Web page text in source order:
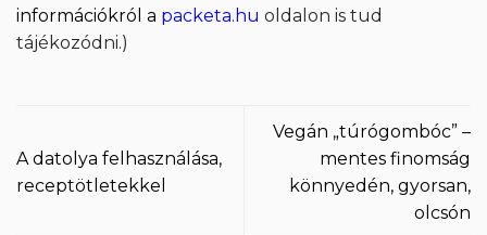
információkról a packeta.hu oldalon is tud
tájékozódni.)
A datolya felhasználása,
receptötletekkel
Vegán „túrógombóc” –
mentes finomság
könnyedén, gyorsan,
olcsón